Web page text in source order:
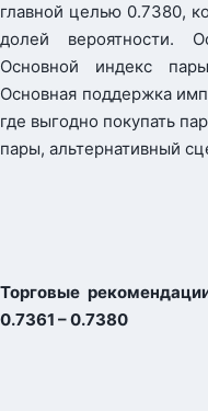
главной целью 0.7380,
долей вероятности.
Основной индекс
Основная поддержка
где выгодно покупать
пары, альтернативный
Торговые
0.7361 – 0.7380